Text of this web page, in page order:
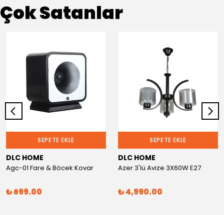
Çok Satanlar
SEPETE EKLE
DLC HOME
Agc-01 Fare & Böcek Kovar
₺ 699.00
SEPETE EKLE
DLC HOME
Azer 3'lü Avize 3X60W E27
₺ 4,990.00